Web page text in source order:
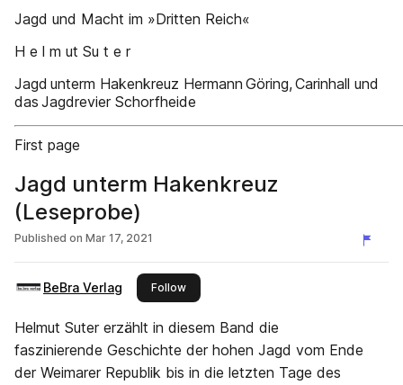
Jagd und Macht im »Dritten Reich«
H e l m ut Su t e r
Jagd unterm Hakenkreuz Hermann Göring, Carinhall und
das Jagdrevier Schorfheide
First page
Jagd unterm Hakenkreuz
(Leseprobe)
Published on Mar 17, 2021
BeBra Verlag Followthis publisher
Helmut Suter erzählt in diesem Band die
faszinierende Geschichte der hohen Jagd vom Ende
der Weimarer Republik bis in die letzten Tage des